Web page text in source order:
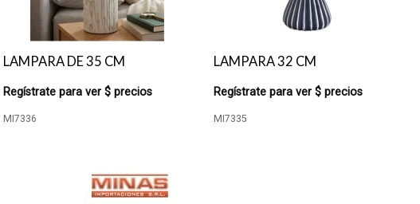
LAMPARA DE 35 CM
Regístrate para ver $ precios
MI7336
LAMPARA 32 CM
Regístrate para ver $ precios
MI7335